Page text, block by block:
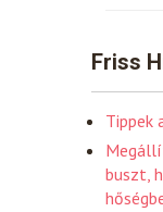
Friss
Tippek
buszt,